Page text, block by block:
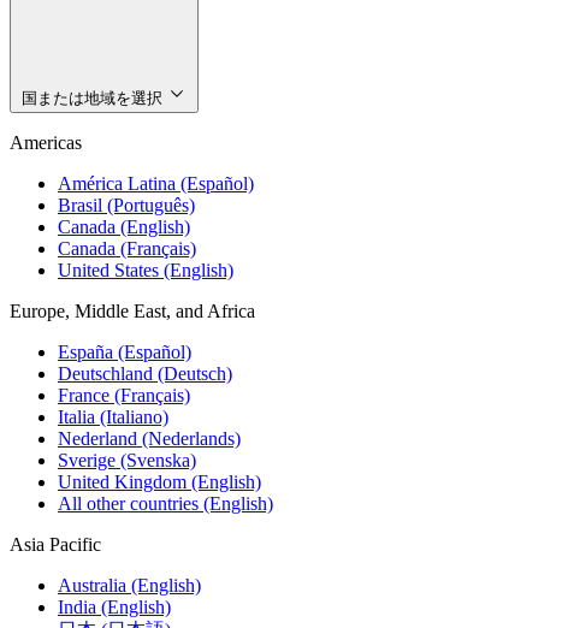
国または地域を選択
Americas
América Latina (Español)
Brasil (Português)
Canada (English)
Canada (Français)
United States (English)
Europe, Middle East, and Africa
España (Español)
Deutschland (Deutsch)
France (Français)
Italia (Italiano)
Nederland (Nederlands)
Sverige (Svenska)
United Kingdom (English)
All other countries (English)
Asia Pacific
Australia (English)
India (English)